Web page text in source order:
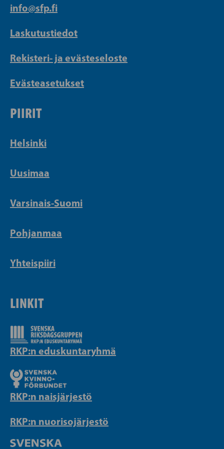
info@sfp.fi
Laskutustiedot
Rekisteri- ja evästeseloste
Evästeasetukset
PIIRIT
Helsinki
Uusimaa
Varsinais-Suomi
Pohjanmaa
Yhteispiiri
LINKIT
RKP:n eduskuntaryhmä
RKP:n naisjärjestö
RKP:n nuorisojärjestö